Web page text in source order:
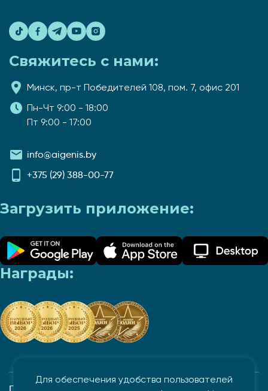
Для обеспечения удобства пользователей
Свяжитесь с нами:
Минск, пр-т Победителей 108, пом. 7, офис 201
Пн-Чт 9:00 - 18:00
Пт 9:00 - 17:00
info@aigenis.by
+375 (29) 388-00-77
Загрузить приложение:
Награды: